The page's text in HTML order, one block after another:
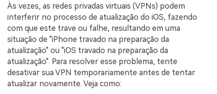
Às vezes, as redes privadas virtuais (VPNs) podem
interferir no processo de atualização do iOS, fazendo
com que este trave ou falhe, resultando em uma
situação de "iPhone travado na preparação da
atualização" ou "iOS travado na preparação da
atualização". Para resolver esse problema, tente
desativar sua VPN temporariamente antes de tentar
atualizar novamente. Veja como: